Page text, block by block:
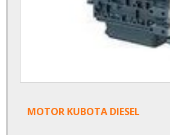
MOTOR KUBOTA DIESEL